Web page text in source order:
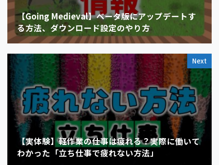
【Going Medieval】ベータ版にアップデートす
る方法、ダウンロード設定のやり方
Next
【実体験】軽作業の仕事は疲れる？実際に働いて
わかった「立ち仕事で疲れない方法」